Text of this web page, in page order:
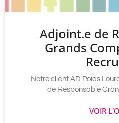
Adjoint.e de
Grands
Notre client AD Poids
de Responsable
VOIR